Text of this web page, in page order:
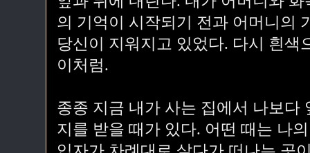
의 기억이 시작되기 전과 어머니의
당신이 지워지고 있었다. 다시 흰색
이처럼.
종종 지금 내가 사는 집에서 나보다
지를 받을 때가 있다. 어떤 때는 나